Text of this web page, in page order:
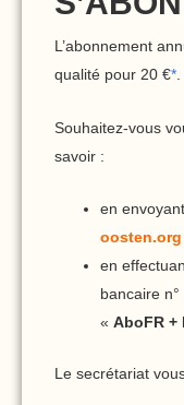
L’abonnement
qualité pour 20 €*
Souhaitez-vous
savoir :
en
oosten.org
en
bancaire n°
« AboFR +
Le secrétariat